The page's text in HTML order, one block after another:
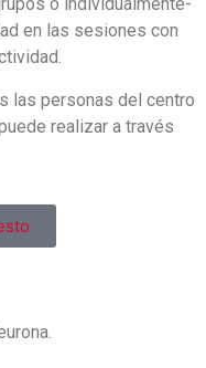
en las sesiones con
las personas del centro
realizar a través